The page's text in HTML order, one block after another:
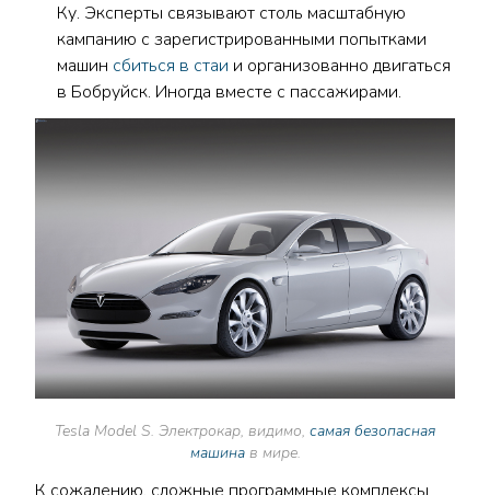
Ку. Эксперты связывают столь масштабную
кампанию с зарегистрированными попытками
машин сбиться в стаи и организованно двигаться
в Бобруйск. Иногда вместе с пассажирами.
Tesla Model S. Электрокар, видимо, самая безопасная
машинав мире.